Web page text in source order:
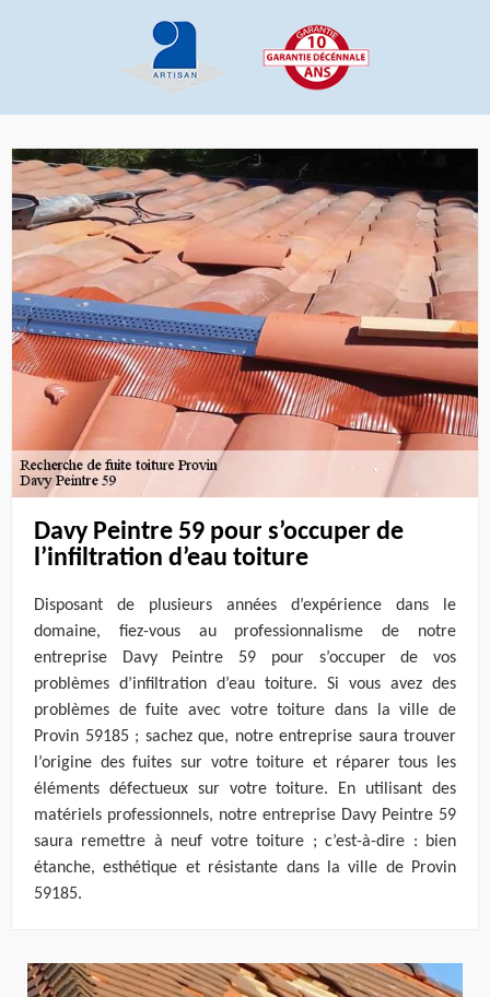
Davy Peintre 59 pour s’occuper de
l’infiltration d’eau toiture
Disposant de plusieurs années d’expérience dans le
domaine, fiez-vous au professionnalisme de notre
entreprise Davy Peintre 59 pour s’occuper de vos
problèmes d’infiltration d’eau toiture. Si vous avez des
problèmes de fuite avec votre toiture dans la ville de
Provin 59185 ; sachez que, notre entreprise saura trouver
l’origine des fuites sur votre toiture et réparer tous les
éléments défectueux sur votre toiture. En utilisant des
matériels professionnels, notre entreprise Davy Peintre 59
saura remettre à neuf votre toiture ; c’est-à-dire : bien
étanche, esthétique et résistante dans la ville de Provin
59185.